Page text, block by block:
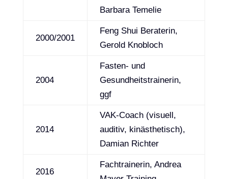
Barbara Temelie
2000/2001
Feng Shui Beraterin,
Gerold Knobloch
2004
Fasten- und
Gesundheitstrainerin,
ggf
2014
VAK-Coach (visuell,
auditiv, kinästhetisch),
Damian Richter
2016
Fachtrainerin, Andrea